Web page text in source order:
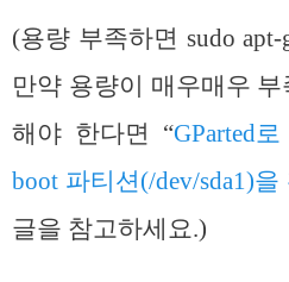
(용량 부족하면 sudo
만약 용량이 매우매우
해야 한다면 “GParted
boot 파티션(/dev/sda1)
글을 참고하세요.)